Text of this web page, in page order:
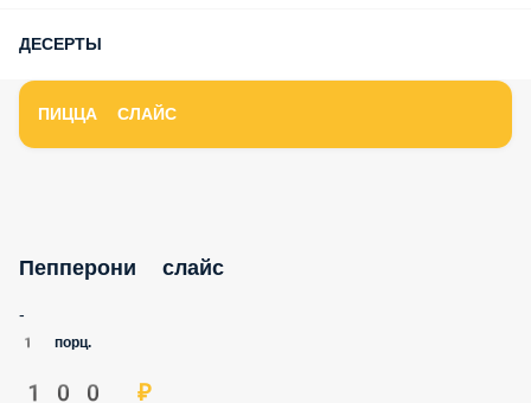
ДЕСЕРТЫ
ПИЦЦА СЛАЙС
Пепперони слайс
1 порц.
100 ₽